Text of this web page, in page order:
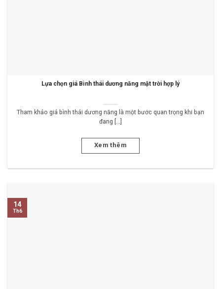
Lựa chọn giá Bình thái dương năng mặt trời hợp lý
Tham khảo giá bình thái dương năng là một bước quan trọng khi bạn
đang [...]
Xem thêm
14
Th6